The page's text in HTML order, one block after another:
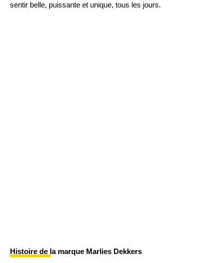
sentir belle, puissante et unique, tous les jours.
Histoire de la marque Marlies Dekkers